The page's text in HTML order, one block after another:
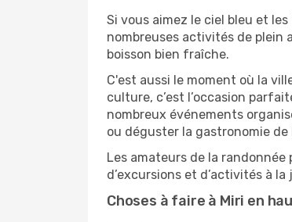
Si vous aimez le ciel bleu et
nombreuses activités de plein
boisson bien fraîche.
C'est aussi le moment où la
culture, c’est l’occasion
nombreux événements
ou déguster la gastronomie
Les amateurs de la
d’excursions et d’activités à
Choses à faire à Miri en